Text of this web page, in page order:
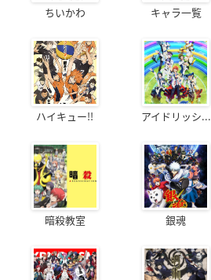
ちいかわ キャラ一覧
ハイキュー!! アイドリッシ...
暗殺教室 銀魂